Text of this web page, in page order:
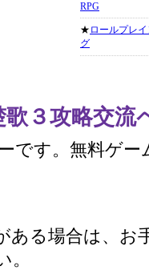
RPG
★ ロールプレ
グ
３攻略交流
です。無料ゲー
ある場合は、お
。